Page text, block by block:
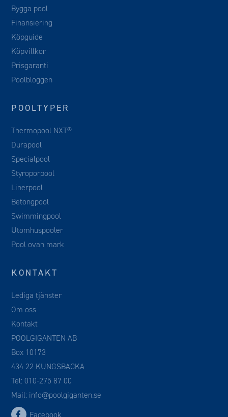
Bygga pool
Finansiering
Köpguide
Köpvillkor
Prisgaranti
Poolbloggen
POOLTYPER
Thermopool NXT®
Durapool
Specialpool
Styroporpool
Linerpool
Betongpool
Swimmingpool
Utomhuspooler
Pool ovan mark
KONTAKT
Lediga tjänster
Om oss
Kontakt
POOLGIGANTEN AB
Box 10173
434 22 KUNGSBACKA
Tel:010-275 87 00
Mail: info@poolgiganten.se
Facebook